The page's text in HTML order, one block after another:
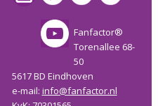
Fanfactor®
Torenallee 68-
50
5617 BD Eindhoven
e-mail: info@fanfactor.nl